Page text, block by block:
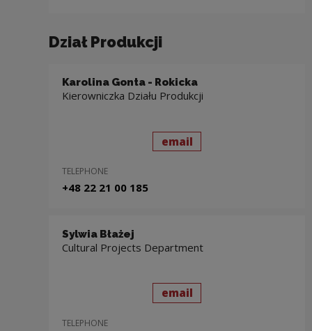
Dział Produkcji
Karolina Gonta - Rokicka
Kierowniczka Działu Produkcji
send
emailto: Karolina Gonta -
TELEPHONE
+48 22 21 00 185
Sylwia Błażej
Cultural Projects Department
send
emailto: Sylwia Błażej
TELEPHONE